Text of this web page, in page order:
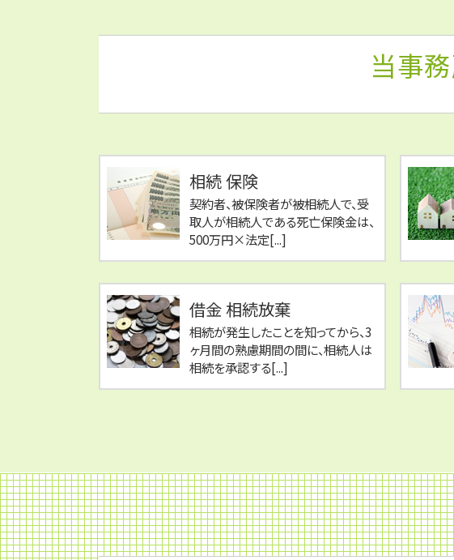
当事
相続 保険
契約者、被保険者が被相続人で、受
取人が相続人である死亡保険金は、
500万円×法定[...]
借金 相続放棄
相続が発生したことを知ってから、3
ヶ月間の熟慮期間の間に、相続人は
相続を承認する[...]